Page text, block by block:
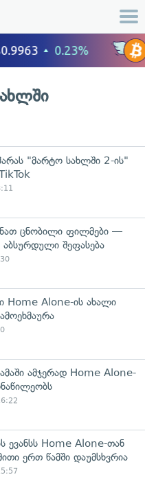
"მარტო სახლში 2-ის"
ცნობილი ფილმები —
შეფასება
Home Alone-ის ახალი
ამჯერად Home Alone-
ევანსს Home Alone-თან
ერთ წამში დაუმსხვრია